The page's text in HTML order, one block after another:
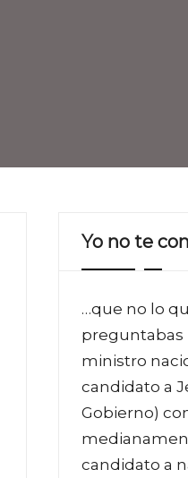
Yo no te
…que no lo
preguntabas
ministro
candidato a
Gobierno)
candidato a